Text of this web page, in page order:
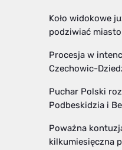
Koło widokowe
podziwiać
Procesja w
Czechowic-
Puchar Polski
Podbeskidzia i
Poważna
kilkumiesięczna